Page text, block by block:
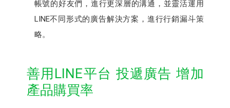
帳號的好友們，進行更深層的溝通，並靈活運用
LINE不同形式的廣告解決方案，進行行銷漏斗策
略。
善用LINE平台 投遞廣告 增加
產品購買率